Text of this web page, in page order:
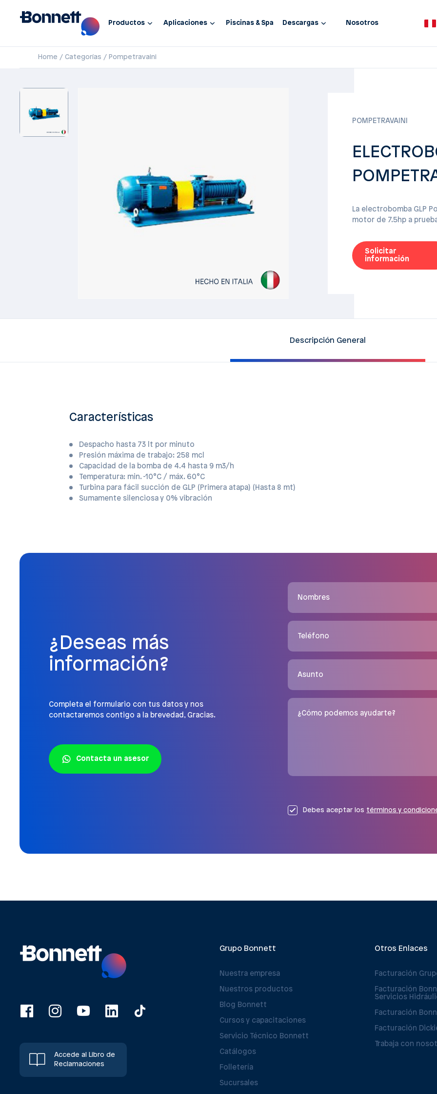
Productos Aplicaciones Piscinas & Spa Descargas Nosotros
Home Categorías Pompetravaini
POMPETRAVAINI
La electrobomba GLP
motor de 7.5hp a
Solicitar
información
Descripción General
Características
Despacho hasta 73 lt por minuto
Presión máxima de trabajo: 258 mcl
Capacidad de la bomba de 4.4 hasta 9 m3/h
Temperatura: min. -10°C / máx. 60°C
Turbina para fácil succión de GLP (Primera atapa) (Hasta 8 mt)
Sumamente silenciosa y 0% vibración
¿Deseas más
información?
Completa el formulario con tus datos y nos
contactaremos contigo a la brevedad, Gracias.
Contacta un asesor
Nombres
Teléfono
Asunto
¿Cómo podemos ayudarte?
Debes aceptar los términos y
Accede al Libro de
Reclamaciones
Grupo Bonnett
Nuestra empresa
Nuestros productos
Blog Bonnett
Cursos y capacitaciones
Servicio Técnico Bonnett
Catálogos
Folletería
Sucursales
Otros Enlaces
Facturación
Facturación
Servicios
Facturación
Facturación
Trabaja con